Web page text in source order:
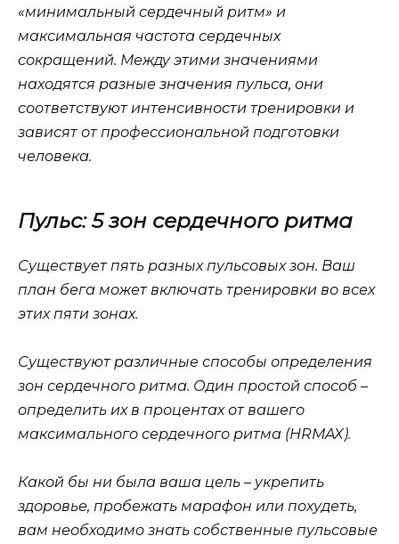
«минимальный сердечный ритм» и
максимальная частота сердечных
сокращений. Между этими значениями
находятся разные значения пульса, они
соответствуют интенсивности тренировки и
зависят от профессиональной подготовки
человека.
Пульс: 5 зон сердечного ритма
Существует пять разных пульсовых зон. Ваш
план бега может включать тренировки во всех
этих пяти зонах.
Существуют различные способы определения
зон сердечного ритма. Один простой способ –
определить их в процентах от вашего
максимального сердечного ритма (HRMAX).
Какой бы ни была ваша цель – укрепить
здоровье, пробежать марафон или похудеть,
вам необходимо знать собственные пульсовые